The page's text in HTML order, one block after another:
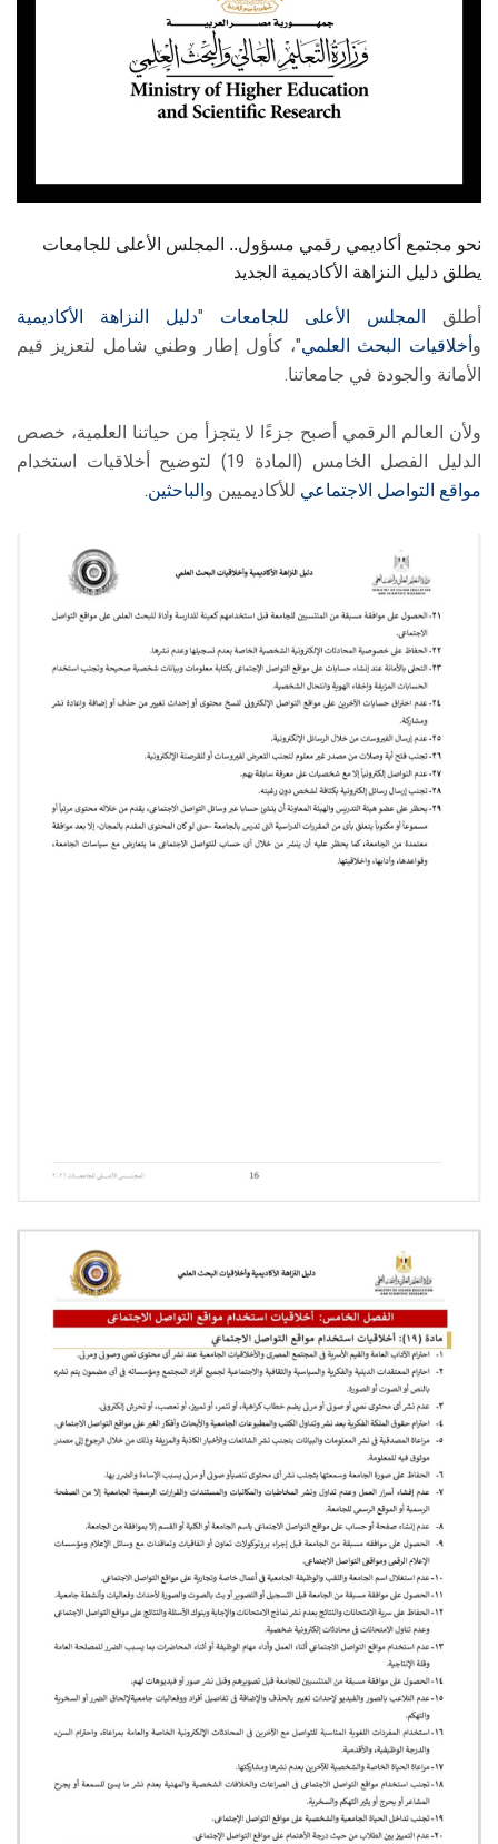
نحو مجتمع أكاديمي رقمي مسؤول.. المجلس الأعلى للجامعات
يطلق دليل النزاهة الأكاديمية الجديد
أطلق المجلس الأعلى للجامعات "دليل النزاهة الأكاديمية
و أخلاقيات البحث العلمي"، كأول إطار وطني شامل لتعزيز قيم
الأمانة والجودة في جامعاتنا.
​ولأن العالم الرقمي أصبح جزءًا لا يتجزأ من حياتنا العلمية، خصص
الدليل الفصل الخامس (المادة 19) لتوضيح أخلاقيات استخدام
مواقع التواصل الاجتماعي للأكاديميين و الباحثين.